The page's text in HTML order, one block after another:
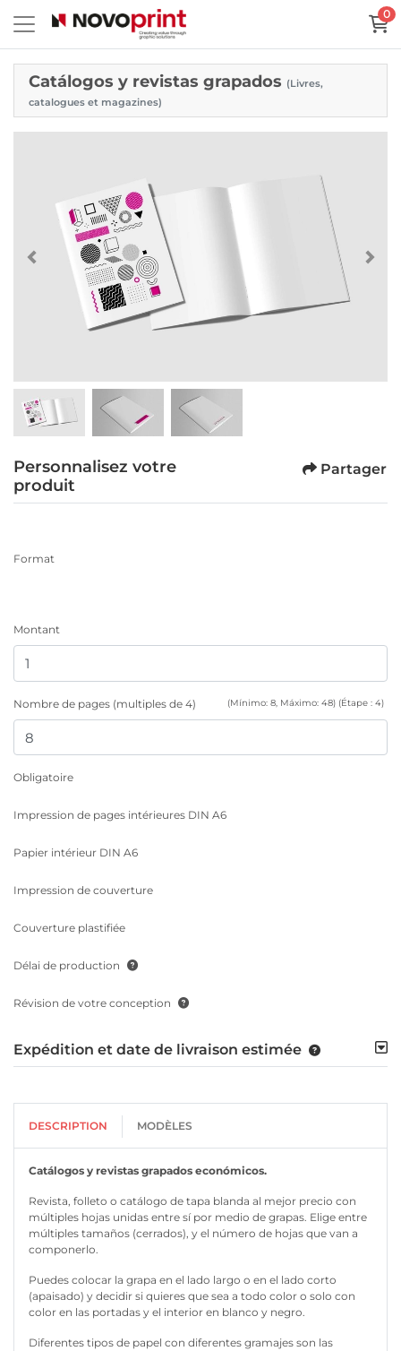
0
Catálogos y revistas grapados (Livres,
catalogues et magazines)
Personnalisez votre
produit
Partager
Format
Montant
(Mínimo: 8, Máximo: 48) (Étape : 4)
Nombre de pages (multiples de 4)
Obligatoire
Impression de pages intérieures DIN A6
Papier intérieur DIN A6
Impression de couverture
Couverture plastifiée
Délai de production
Révision de votre conception
Expédition et date de livraison estimée
DESCRIPTION MODÈLES
Catálogos y revistas grapados económicos.
Revista, folleto o catálogo de tapa blanda al mejor precio con
múltiples hojas unidas entre sí por medio de grapas. Elige entre
múltiples tamaños (cerrados), y el número de hojas que van a
componerlo.
Puedes colocar la grapa en el lado largo o en el lado corto
(apaisado) y decidir si quieres que sea a todo color o solo con
color en las portadas y el interior en blanco y negro.
Diferentes tipos de papel con diferentes gramajes son las